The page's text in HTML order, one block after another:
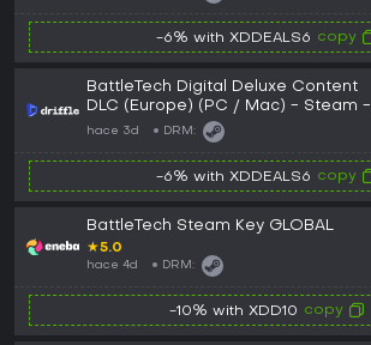
-6% with XDDEALS6 copy
BattleTech Digital Deluxe Content
DLC (Europe) (PC / Mac) - Steam -
Digital Key
hace 3d DRM:
-6% with XDDEALS6 copy
BattleTech Steam Key GLOBAL
★5.0
hace 4d DRM:
-10% with XDD10 copy